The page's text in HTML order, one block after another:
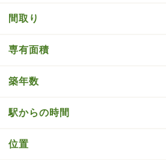
間取り
専有面積
築年数
駅からの時間
位置